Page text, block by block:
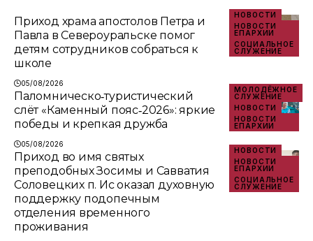
НОВОСТИ
НОВОСТИ
ЕПАРХИИ
СОЦИАЛЬНОЕ
СЛУЖЕНИЕ
Приход храма апостолов Петра и
Павла в Североуральске помог
детям сотрудников собраться к
школе
05/08/2026
МОЛОДЁЖНОЕ
СЛУЖЕНИЕ
НОВОСТИ
НОВОСТИ
ЕПАРХИИ
Паломническо‑туристический
слёт «Каменный пояс‑2026»: яркие
победы и крепкая дружба
05/08/2026
НОВОСТИ
НОВОСТИ
ЕПАРХИИ
СОЦИАЛЬНОЕ
СЛУЖЕНИЕ
Приход во имя святых
преподобных Зосимы и Савватия
Соловецких п. Ис оказал духовную
поддержку подопечным
отделения временного
проживания